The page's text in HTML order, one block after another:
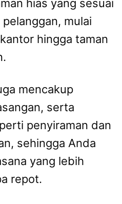
hias yang sesuai
mulai
hingga taman
mencakup
serta
penyiraman dan
sehingga Anda
yang lebih
repot.